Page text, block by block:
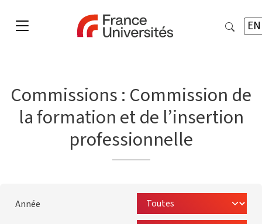
EN
Commissions : Commission de
la formation et de l’insertion
professionnelle
Année